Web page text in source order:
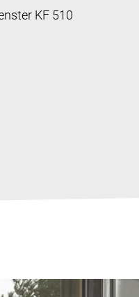
KF 510